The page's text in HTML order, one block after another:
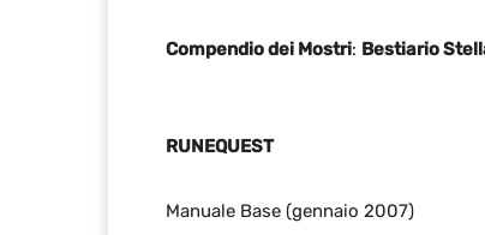
Compendio dei Mostri: Bestiario
RUNEQUEST
Manuale Base (gennaio 2007)